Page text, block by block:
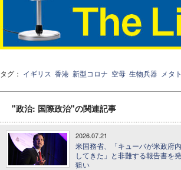
タグ： イギリス 香港 新型コロナ 空母 生物兵器 メタ
"政治: 国際政治"の関連記事
2026.07.21
米国務省、「キューバが米政府
してきた」と非難する報告書を
狙い